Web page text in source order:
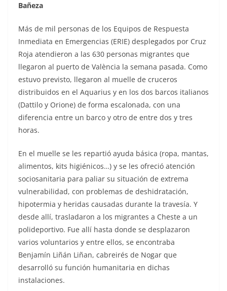
Bañeza
Más de mil personas de los Equipos de Respuesta
Inmediata en Emergencias (ERIE) desplegados por Cruz
Roja atendieron a las 630 personas migrantes que
llegaron al puerto de València la semana pasada. Como
estuvo previsto, llegaron al muelle de cruceros
distribuidos en el Aquarius y en los dos barcos italianos
(Dattilo y Orione) de forma escalonada, con una
diferencia entre un barco y otro de entre dos y tres
horas.
En el muelle se les repartió ayuda básica (ropa, mantas,
alimentos, kits higiénicos…) y se les ofreció atención
sociosanitaria para paliar su situación de extrema
vulnerabilidad, con problemas de deshidratación,
hipotermia y heridas causadas durante la travesía. Y
desde allí, trasladaron a los migrantes a Cheste a un
polideportivo. Fue allí hasta donde se desplazaron
varios voluntarios y entre ellos, se encontraba
Benjamín Liñán Liñan, cabreirés de Nogar que
desarrolló su función humanitaria en dichas
instalaciones.